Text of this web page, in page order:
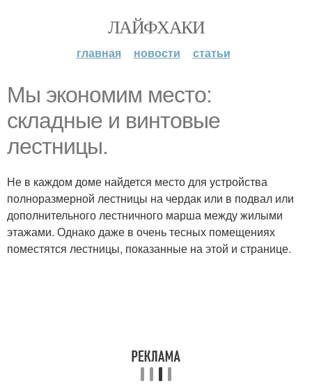
ЛАЙФХАКИ
главная новости статьи
Мы экономим место:
складные и винтовые
лестницы.
Не в каждом доме найдется место для устройства
полноразмерной лестницы на чердак или в подвал или
дополнительного лестничного марша между жилыми
этажами. Однако даже в очень тесных помещениях
поместятся лестницы, показанные на этой и странице.